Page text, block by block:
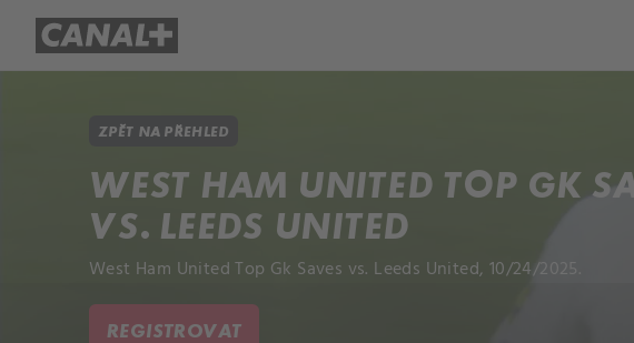
ZPĚT NA PŘEHLED
WEST HAM UNITED TOP GK
VS. LEEDS UNITED
West Ham United Top Gk Saves vs. Leeds United, 10/24/2025.
REGISTROVAT